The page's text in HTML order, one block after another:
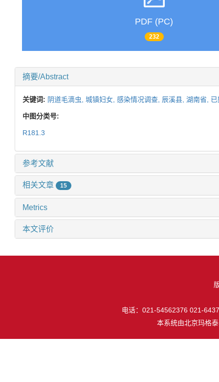
PDF (PC)
232
摘要/Abstract
关键词: 阴道毛滴虫, 城镇妇女, 感染情况调查, 辰溪县, 湖南省,
中图分类号:
R181.3
参考文献
相关文章 15
Metrics
本文评价
电话：021-54562376 021-
本系统由北京玛格